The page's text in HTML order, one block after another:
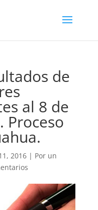
de
al 8 de
Proceso
2016| Por un